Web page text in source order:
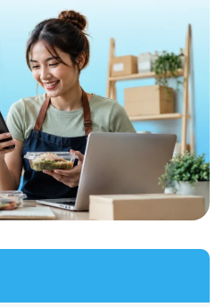
pakai kartu kredit
bisnis & personal
terlengkap
informasi bisnis